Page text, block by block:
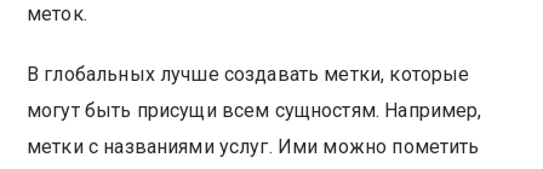
меток.
В глобальных лучше создавать метки, которые
могут быть присущи всем сущностям. Например,
метки с названиями услуг. Ими можно пометить